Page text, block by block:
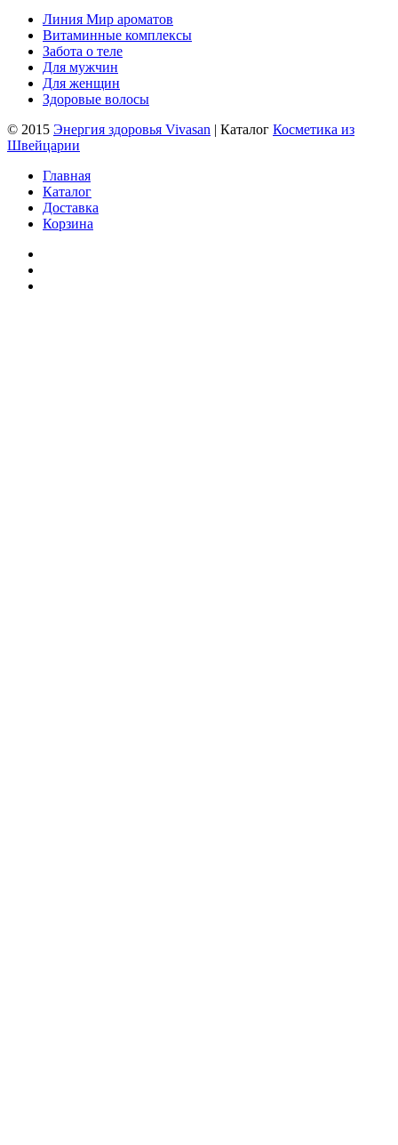
Линия Мир ароматов
Витаминные комплексы
Забота о теле
Для мужчин
Для женщин
Здоровые волосы
© 2015 Энергия здоровья Vivasan | Каталог Косметика из
Швейцарии
Главная
Каталог
Доставка
Корзина